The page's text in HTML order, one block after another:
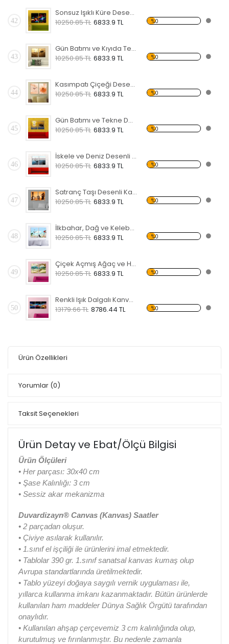
42
Sonsuz Işıklı Küre Desenli Kanvas Saat
10250.85 TL 6833.9 TL %0
43
Gün Batımı ve Kıyıda Tekne Desenli Kanvas Saat
10250.85 TL 6833.9 TL %0
44
Kasımpatı Çiçeği Desenli Kanvas Saat
10250.85 TL 6833.9 TL %0
45
Gün Batımı ve Tekne Desenli Kanvas Saat
10250.85 TL 6833.9 TL %0
46
İskele ve Deniz Desenli Kanvas Saat
10250.85 TL 6833.9 TL %0
47
Satranç Taşı Desenli Kanvas Saat
10250.85 TL 6833.9 TL %0
48
İlkbahar, Dağ ve Kelebek Desenli Kanvas Saat
10250.85 TL 6833.9 TL %0
49
Çiçek Açmış Ağaç ve Hamak Kanvas Saat
10250.85 TL 6833.9 TL %0
50
Renkli Işık Dalgalı Kanvas Saat
13179.66 TL 8786.44 TL %0
Ürün Özellikleri
Yorumlar (0)
Taksit Seçenekleri
Ürün Detay ve Ebat/Ölçü Bilgisi
Ürün Ölçüleri
• Her parçası: 30x40 cm
• Şase Kalınlığı: 3 cm
• Sessiz akar mekanizma
Duvardizayn® Canvas (Kanvas) Saatler
• 2 parçadan oluşur.
• Çiviye asılarak kullanılır.
• 1.sınıf el işçiliği ile ürünlerini imal etmektedir.
• Tablolar 390 gr. 1.sınıf sanatsal kanvas kumaş olup
Avrupa standartlarında üretilmektedir.
• Tablo yüzeyi doğaya saygılı vernik uygulaması ile,
yıllarca kullanma imkanı kazanmaktadır. Bütün ürünlerde
kullanılan ham maddeler Dünya Sağlık Örgütü tarafından
onaylıdır.
• Kullanılan ahşap çerçevemiz 3 cm kalınlığında olup,
kurutulmuş ve fırınlanmıştır. Bu nedenle zamanla